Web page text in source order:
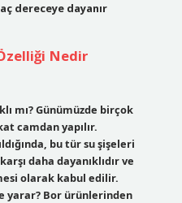
dereceye dayanır
Nedir
mı? Günümüzde birçok
camdan yapılır.
bu tür su şişeleri
daha dayanıklıdır ve
olarak kabul edilir.
yarar? Bor ürünlerinden